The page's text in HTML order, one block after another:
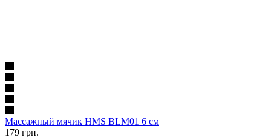
Массажный мячик HMS BLM01 6 см
179 грн.